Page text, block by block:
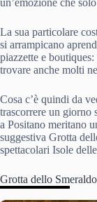
un’emozione che
La sua particolare
si arrampicano
piazzette e
trovare anche molti
Cosa c’è quindi da
trascorrere un giorno
a Positano meritano
suggestiva Grotta
spettacolari Isole
Grotta dello Smeraldo